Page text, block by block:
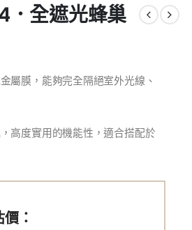
．全遮光蜂巢
屬膜，能夠完全隔絕室外光線、
高度實用的機能性，適合搭配於
：